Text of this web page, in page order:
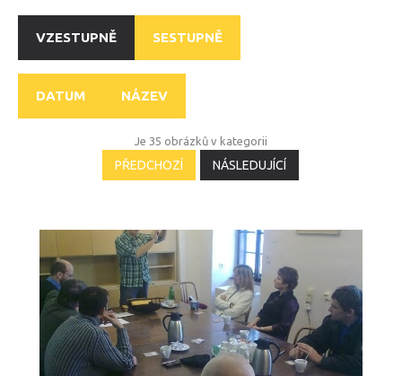
DOHLED NAD DOMOVEM
ZPRAVODAJ
KONTAKT NA PREVENTISTU
AKTIVITY
AKTIVITY PRO DĚTI
VZESTUPNĚ SESTUPNĚ
DATUM NÁZEV
Je 35 obrázků v kategorii
PŘEDCHOZÍ NÁSLEDUJÍCÍ
ŠKOLENÍ LIFEPACK 2011_3